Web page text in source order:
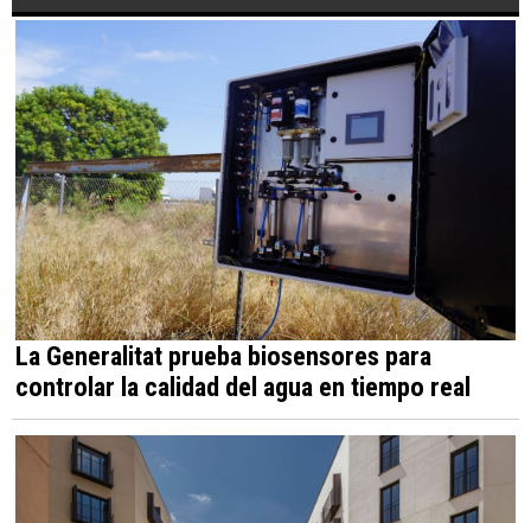
La Generalitat prueba biosensores para
controlar la calidad del agua en tiempo real